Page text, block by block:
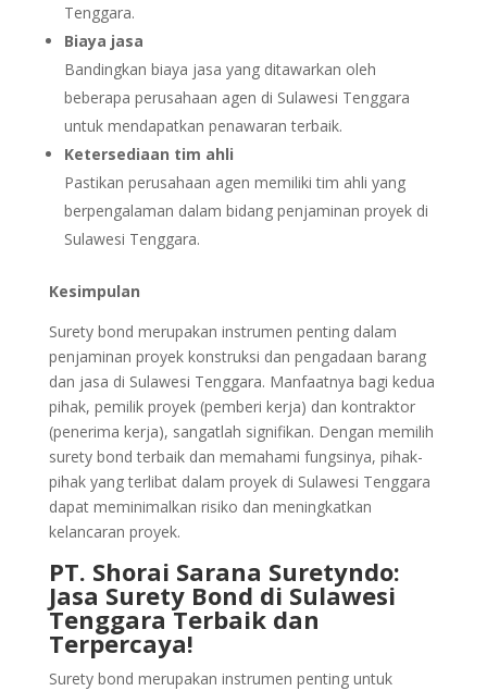
Tenggara.
Biaya jasa
Bandingkan biaya jasa yang ditawarkan oleh
beberapa perusahaan agen di Sulawesi Tenggara
untuk mendapatkan penawaran terbaik.
Ketersediaan tim ahli
Pastikan perusahaan agen memiliki tim ahli yang
berpengalaman dalam bidang penjaminan proyek di
Sulawesi Tenggara.
Kesimpulan
Surety bond merupakan instrumen penting dalam
penjaminan proyek konstruksi dan pengadaan barang
dan jasa di Sulawesi Tenggara. Manfaatnya bagi kedua
pihak, pemilik proyek (pemberi kerja) dan kontraktor
(penerima kerja), sangatlah signifikan. Dengan memilih
surety bond terbaik dan memahami fungsinya, pihak-
pihak yang terlibat dalam proyek di Sulawesi Tenggara
dapat meminimalkan risiko dan meningkatkan
kelancaran proyek.
PT. Shorai Sarana Suretyndo:
Jasa Surety Bond di Sulawesi
Tenggara Terbaik dan
Terpercaya!
Surety bond merupakan instrumen penting untuk